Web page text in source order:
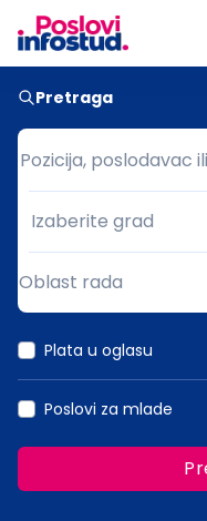
Pretraga
Pozicija, poslodavac
Pozicija, poslodavac
Grad
Izaberite grad
Oblast rada
Plata u oglasu
Poslovi za mlade